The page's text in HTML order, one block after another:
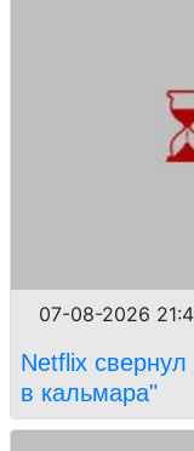
07-08-2026
Netflix
в кальмара"